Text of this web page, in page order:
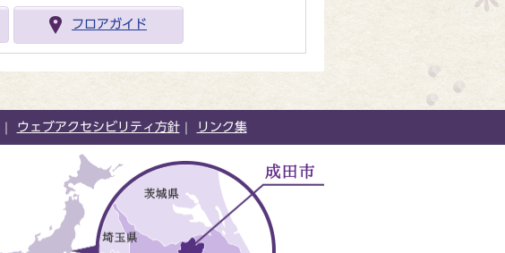
フロアガイド
ウェブアクセシビリティ方針 リンク集